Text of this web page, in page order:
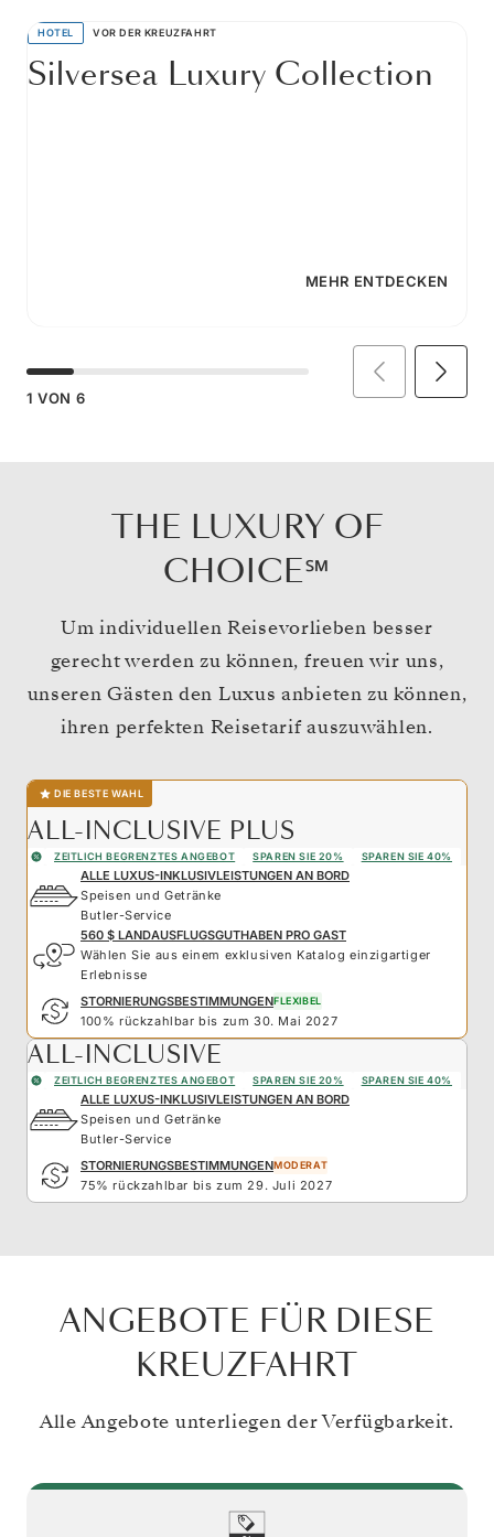
HOTEL VOR DER KREUZFAHRT
Silversea Luxury Collection
MEHR ENTDECKEN
1 VON 6
THE LUXURY OF
CHOICE℠
Um individuellen Reisevorlieben besser
gerecht werden zu können, freuen wir uns,
unseren Gästen den Luxus anbieten zu können,
ihren perfekten Reisetarif auszuwählen.
DIE BESTE WAHL
ALL-INCLUSIVE PLUS
ZEITLICH BEGRENZTES ANGEBOT SPAREN SIE 20% SPAREN SIE 40%
ALLE LUXUS-INKLUSIVLEISTUNGEN AN BORD
Speisen und Getränke
Butler-Service
560 $ LANDAUSFLUGSGUTHABEN PRO GAST
Wählen Sie aus einem exklusiven Katalog einzigartiger
Erlebnisse
STORNIERUNGSBESTIMMUNGENFLEXIBEL
100% rückzahlbar bis zum 30. Mai 2027
ALL-INCLUSIVE
ZEITLICH BEGRENZTES ANGEBOT SPAREN SIE 20% SPAREN SIE 40%
ALLE LUXUS-INKLUSIVLEISTUNGEN AN BORD
Speisen und Getränke
Butler-Service
STORNIERUNGSBESTIMMUNGENMODERAT
75% rückzahlbar bis zum 29. Juli 2027
ANGEBOTE FÜR DIESE
KREUZFAHRT
Alle Angebote unterliegen der Verfügbarkeit.